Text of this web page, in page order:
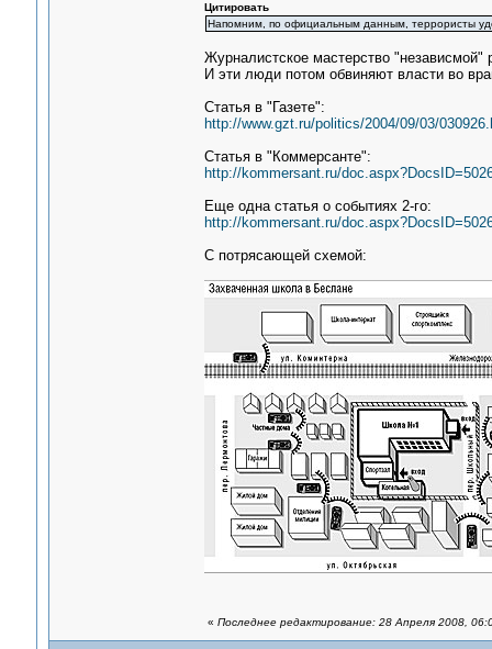
Цитировать
Напомним, по официальным данным, террористы
Журналистское мастерство
И эти люди потом обвиняют власти во
Статья в "Газете":
http://www.gzt.ru/politics/2004/09/03/
Статья в "Коммерсанте":
http://kommersant.ru/
Еще одна статья о событиях 2-го:
http://kommersant.ru/
С потрясающей схемой:
« Последнее редактирование: 28 Апреля 2008,